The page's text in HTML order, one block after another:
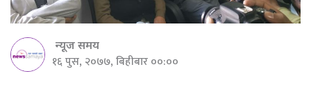
न्यूज समय
१६ पुस, २०७७, बिहीबार ००:००